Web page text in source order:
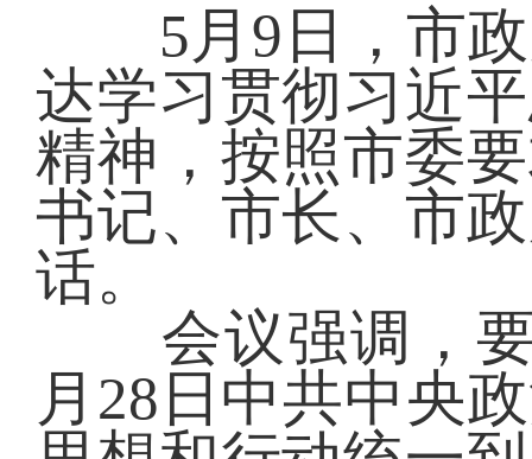
5月9日，市政
达学习贯彻习近
精神，按照市委
书记、市长、市
话。
会议强调，要
月28日中共中央